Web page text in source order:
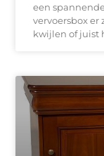
een
vervoersbox
kwijlen of juist